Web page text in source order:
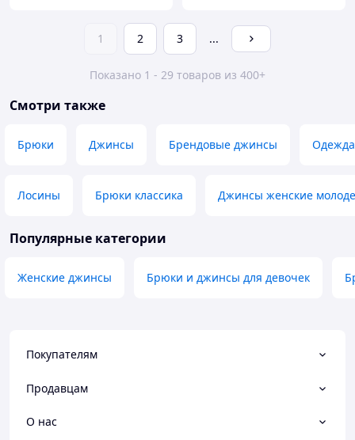
1 2 3 ...
Показано 1 - 29 товаров из 400+
Смотри также
Брюки Джинсы Брендовые джинсы
Лосины Брюки классика Джинсы женские
Популярные категории
Женские джинсы Брюки и джинсы для девочек
Покупателям
Продавцам
О нас